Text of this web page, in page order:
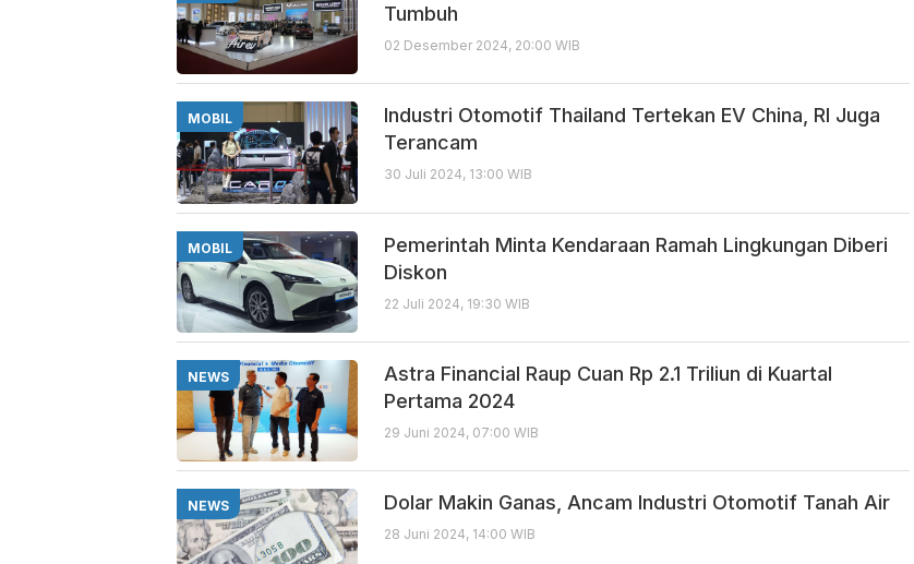
Tumbuh
02 Desember 2024, 20:00 WIB
MOBIL
Industri Otomotif Thailand Tertekan EV China, RI Juga
Terancam
30 Juli 2024, 13:00 WIB
MOBIL
Pemerintah Minta Kendaraan Ramah Lingkungan Diberi
Diskon
22 Juli 2024, 19:30 WIB
NEWS
Astra Financial Raup Cuan Rp 2.1 Triliun di Kuartal
Pertama 2024
29 Juni 2024, 07:00 WIB
NEWS Dolar Makin Ganas, Ancam Industri Otomotif Tanah Air
28 Juni 2024, 14:00 WIB